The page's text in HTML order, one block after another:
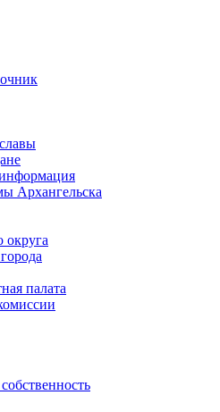
Архангельска
округа
палата